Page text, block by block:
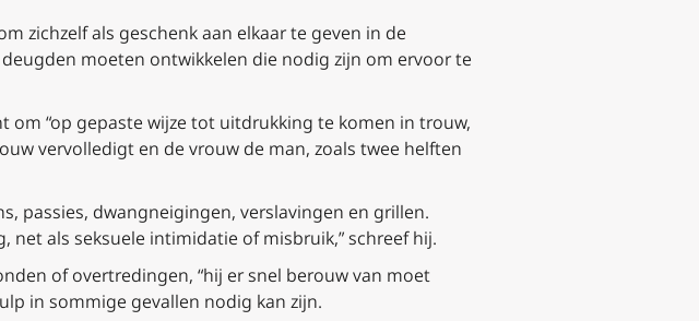
zichzelf als geschenk aan elkaar te geven in de
moeten ontwikkelen die nodig zijn om ervoor te
om “op gepaste wijze tot uitdrukking te komen in trouw,
vervolledigt en de vrouw de man, zoals twee helften
passies, dwangneigingen, verslavingen en grillen.
als seksuele intimidatie of misbruik,” schreef hij.
of overtredingen, “hij er snel berouw van moet
in sommige gevallen nodig kan zijn.